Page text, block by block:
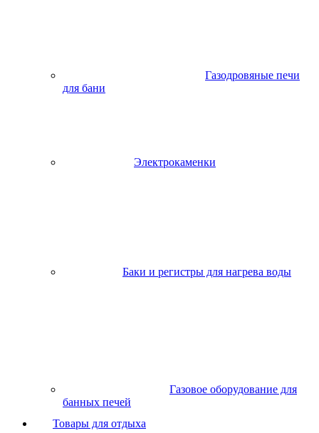
Газодровяные печи
для бани
Электрокаменки
Баки и регистры для нагрева воды
Газовое оборудование для
банных печей
Товары для отдыха